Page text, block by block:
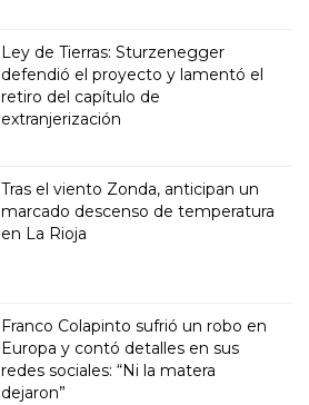
Ley de Tierras: Sturzenegger
defendió el proyecto y lamentó el
retiro del capítulo de
extranjerización
Tras el viento Zonda, anticipan un
marcado descenso de temperatura
en La Rioja
Franco Colapinto sufrió un robo en
Europa y contó detalles en sus
redes sociales: “Ni la matera
dejaron”